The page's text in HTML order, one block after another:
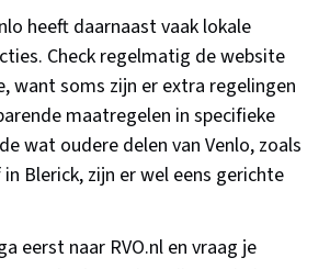
heeft daarnaast vaak lokale
Check regelmatig de website
want soms zijn er extra regelingen
maatregelen in specifieke
wat oudere delen van Venlo, zoals
Blerick, zijn er wel eens gerichte
eerst naar RVO.nl en vraag je